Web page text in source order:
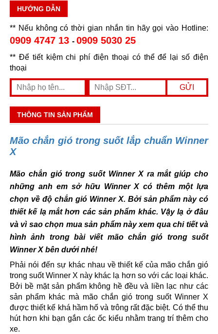
HƯỚNG DẪN
** Nếu không có thời gian nhắn tin hãy gọi vào Hotline:
0909 4747 13 - 0909 5030 25
** Để tiết kiệm chi phí điện thoại có thể để lại số điện
thoại
THÔNG TIN SẢN PHẨM
Mão chắn gió trong suốt lắp chuẩn Winner
X
Mão chắn gió trong suốt Winner X ra mắt giúp cho
những anh em sở hữu Winner X có thêm một lựa
chọn về độ chắn gió Winner X. Bởi sản phẩm này có
thiết kế lạ mắt hơn các sản phẩm khác. Vậy lạ ở đâu
và vì sao chọn mua sản phẩm này xem qua chi tiết và
hình ảnh trong bài viết mão chắn gió trong suốt
Winner X bên dưới nhé!
Phải nói đến sự khác nhau về thiết kế của mão chắn gió
trong suốt Winner X này khác lạ hơn so với các loại khác.
Bởi bề mặt sản phẩm không hề đều và liền lạc như các
sản phẩm khác mà mão chắn gió trong suốt Winner X
được thiết kế khá hầm hố và trông rất đặc biệt. Có thể thu
hút hơn khi bạn gắn các ốc kiểu nhằm trang trí thêm cho
xe.